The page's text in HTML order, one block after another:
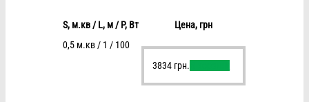
S, м.кв / L, м / P, Вт
Цена, грн
0,5 м.кв / 1 / 100
3834 грн.